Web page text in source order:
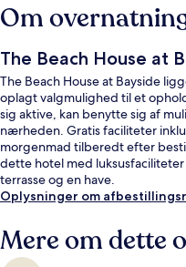
Om
The Beach House at
The Beach House at Bayside
oplagt valgmulighed til et
sig aktive, kan benytte sig af
nærheden. Gratis faciliteter
morgenmad tilberedt efter
dette hotel med
terrasse og en have.
Oplysninger om
Mere om dette